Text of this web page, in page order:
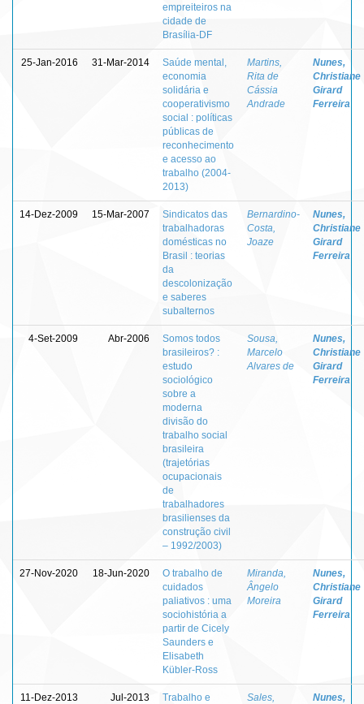
empreiteiros na
cidade de
Brasília-DF
25-Jan-2016 31-Mar-2014
Saúde mental,
economia
solidária e
cooperativismo
social : políticas
públicas de
reconhecimento
e acesso ao
trabalho (2004-
2013)
Martins,
Rita de
Cássia
Andrade
Nunes,
Christiane
Girard
Ferreira
14-Dez-2009 15-Mar-2007
Sindicatos das
trabalhadoras
domésticas no
Brasil : teorias
da
descolonização
e saberes
subalternos
Bernardino-
Costa,
Joaze
Nunes,
Christiane
Girard
Ferreira
4-Set-2009 Abr-2006
Somos todos
brasileiros? :
estudo
sociológico
sobre a
moderna
divisão do
trabalho social
brasileira
(trajetórias
ocupacionais
de
trabalhadores
brasilienses da
construção civil
– 1992/2003)
Sousa,
Marcelo
Alvares de
Nunes,
Christiane
Girard
Ferreira
27-Nov-2020 18-Jun-2020
O trabalho de
cuidados
paliativos : uma
sociohistória a
partir de Cicely
Saunders e
Elisabeth
Kübler-Ross
Miranda,
Ângelo
Moreira
Nunes,
Christiane
Girard
Ferreira
11-Dez-2013 Jul-2013
Trabalho e
Sales,
Nunes,